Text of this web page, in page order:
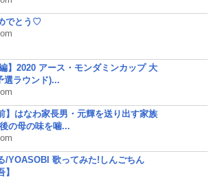
でとう♡
編】2020 アース・モンダミンカップ 大
選ラウンド)...
】はなわ家長男・元輝を送り出す家族
の母の味を噛...
/YOASOBI 歌ってみた!しんごちん
】